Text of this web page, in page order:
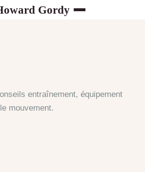
Gordy
entraînement, équipement
mouvement.